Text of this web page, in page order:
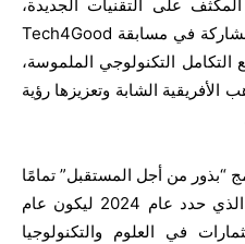
على التقنيات الجديدة،
التي يقدمها خبراء مشهورون، للمشاركة في مسابقة Tech4Good
التكنولوجي الملموسة،
الأفريقية الشابة وتعزيزها رؤية
“بذور من أجل المستقبل” تمامًا
مع استراتيجية الاتحاد الافريقي، الذي حدد عام 2024 ليكون عام
في العلوم والتكنولوجيا